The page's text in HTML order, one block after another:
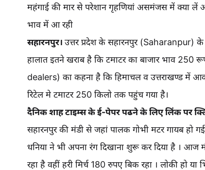
महंगाई की मार से परेशान गृहणियां असमंजस में क्या लें
भाव में आ रही
सहारनपुर। उत्तर प्रदेश के सहारनपुर (Saharanpur) के
हालात इतने खराब है कि टमाटर का बाजार भाव 250
dealers) का कहना है कि हिमाचल व उत्तराखण्ड में
रिटेल मे टमाटर 250 किलो तक पहुंच गया है।
दैनिक शाह टाइम्स के ई-पेपर पढने के लिए लिंक पर
सहारनपुर की मंडी से जहां पालक गोभी मटर गायब हो
धनिया ने भी अपना रंग दिखाना शुरू कर दिया है ।
रहा है वहीं हरी मिर्च 180 रुपए बिक रहा । लोकी